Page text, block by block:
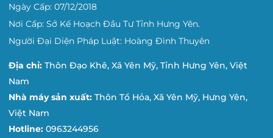
Ngày Cấp: 07/12/2018
Nơi Cấp: Sở Kế Hoạch Đầu Tư Tỉnh Hưng Yên.
Người Đại Diện Pháp Luật: Hoàng Đình Thuyên
Địa chỉ: Thôn Đạo Khê, Xã Yên Mỹ, Tỉnh Hưng Yên, Việt
Nam
Nhà máy sản xuất: Thôn Tổ Hỏa, Xã Yên Mỹ, Hưng Yên,
Việt Nam
Hotline: 0963244956